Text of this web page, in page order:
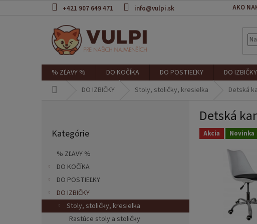
+421 907 649 471 info@vulpi.sk AKO
% ZĽAVY % DO KOČÍKA DO POSTIEĽKY DO IZBIČKY
DO IZBIČKY Stoly, stoličky, kresielka Detská
kategórie
Kategórie
% ZĽAVY %
DO KOČÍKA
DO POSTIEĽKY
DO IZBIČKY
Stoly, stoličky, kresielka
Rastúce stoly a stoličky
Detská
Akcia Novinka